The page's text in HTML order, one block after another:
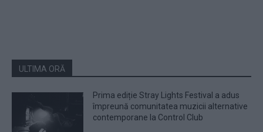
ULTIMA ORĂ
Prima ediție Stray Lights Festival a adus
împreună comunitatea muzicii alternative
contemporane la Control Club